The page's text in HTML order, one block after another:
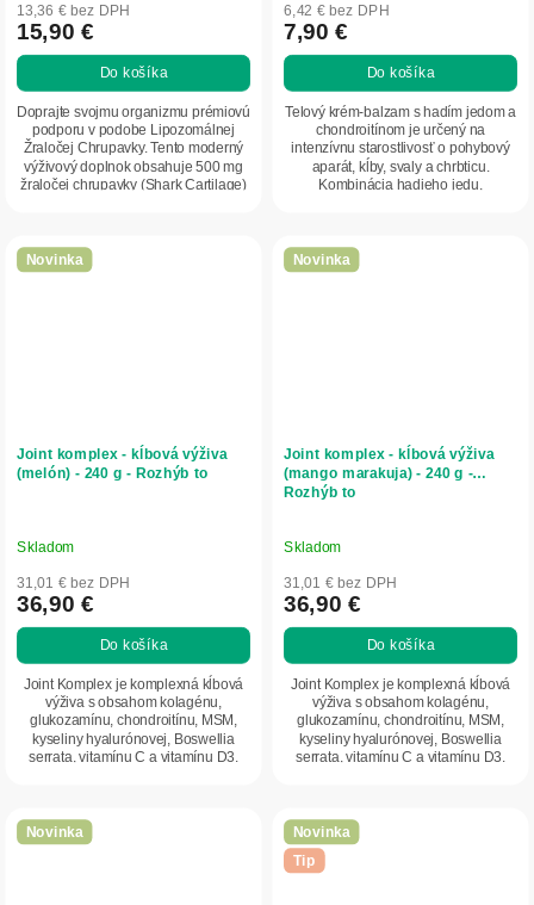
13,36 € bez DPH
15,90 €
Do košíka
Doprajte svojmu organizmu prémiovú
podporu v podobe Lipozomálnej
Žraločej Chrupavky. Tento moderný
výživový doplnok obsahuje 500 mg
žraločej chrupavky (Shark Cartilage)
6,42 € bez DPH
7,90 €
Do košíka
Telový krém-balzam s hadím jedom a
chondroitínom je určený na
intenzívnu starostlivosť o pohybový
aparát, kĺby, svaly a chrbticu.
Kombinácia hadieho jedu,
Novinka
Joint komplex - kĺbová výživa
(melón) - 240 g - Rozhýb to
Skladom
31,01 € bez DPH
36,90 €
Do košíka
Joint Komplex je komplexná kĺbová
výživa s obsahom kolagénu,
glukozamínu, chondroitínu, MSM,
kyseliny hyalurónovej, Boswellia
serrata, vitamínu C a vitamínu D3.
Novinka
Joint komplex - kĺbová výživa
(mango marakuja) - 240 g -
Rozhýb to
Skladom
31,01 € bez DPH
36,90 €
Do košíka
Joint Komplex je komplexná kĺbová
výživa s obsahom kolagénu,
glukozamínu, chondroitínu, MSM,
kyseliny hyalurónovej, Boswellia
serrata, vitamínu C a vitamínu D3.
Novinka Novinka
Tip